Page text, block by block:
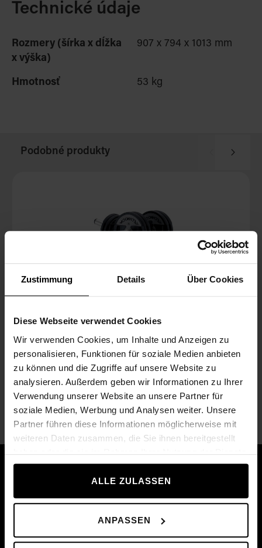
Zustimmung Details Über Cookies
Diese Webseite verwendet Cookies
Wir verwenden Cookies, um Inhalte und Anzeigen zu
personalisieren, Funktionen für soziale Medien anbieten
zu können und die Zugriffe auf unsere Website zu
analysieren. Außerdem geben wir Informationen zu Ihrer
Verwendung unserer Website an unsere Partner für
soziale Medien, Werbung und Analysen weiter. Unsere
Partner führen diese Informationen möglicherweise mit
weiteren Daten zusammen, die Sie ihnen bereitgestellt
haben oder die sie im Rahmen Ihrer Nutzung der Dienste
gesammelt haben.
ALLE ZULASSEN
ANPASSEN
Technické údaje
Rozmery (šírka x dĺžka
x výška)
907 x 794 x 1013 mm
Hmotnosť 53 kg
Podobné produkty
Plate Tree
Prečo by ste mali nakupovať v
Technogyme?